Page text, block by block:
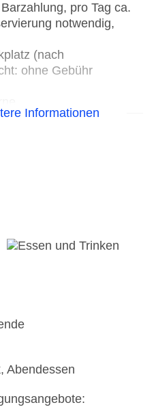
pro Tag ca.
notwendig,
(nach
ohne Gebühr
Informationen
Abendessen